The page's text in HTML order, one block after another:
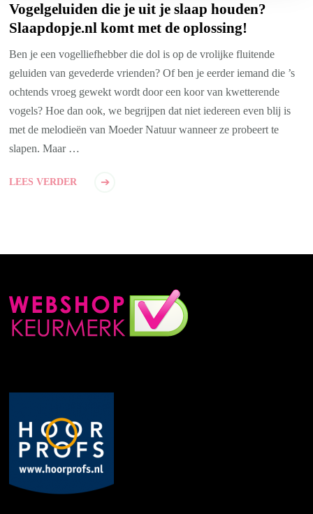
Vogelgeluiden die je uit je slaap houden?
Slaapdopje.nl komt met de oplossing!
Ben je een vogelliefhebber die dol is op de vrolijke fluitende
geluiden van gevederde vrienden? Of ben je eerder iemand die ’s
ochtends vroeg gewekt wordt door een koor van kwetterende
vogels? Hoe dan ook, we begrijpen dat niet iedereen even blij is
met de melodieën van Moeder Natuur wanneer ze probeert te
slapen. Maar …
LEES VERDER